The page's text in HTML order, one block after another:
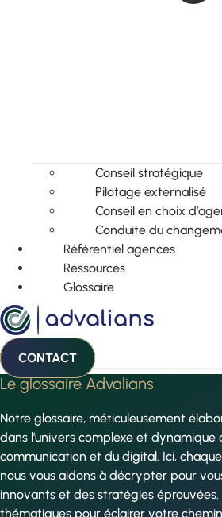
Conseil stratégique
Pilotage externalisé
Conseil en choix
Conduite du
Référentiel agences
Ressources
Glossaire
CONTACT
Le glossaire Advalians
Notre glossaire, méticuleusement
dans l’univers complexe et
communication et du digital. Ici,
nous vous aidons à décrypter pour
innovants et des stratégies éprouvées.
thématiques pour éclairer votre